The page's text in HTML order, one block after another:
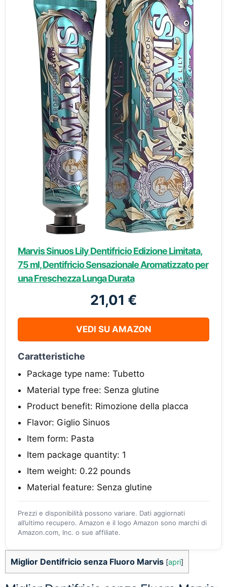
Marvis Sinuos Lily Dentifricio Edizione Limitata,
75 ml, Dentifricio Sensazionale Aromatizzato per
una Freschezza Lunga Durata
21,01 €
VEDI SU AMAZON
Caratteristiche
Package type name: Tubetto
Material type free: Senza glutine
Product benefit: Rimozione della placca
Flavor: Giglio Sinuos
Item form: Pasta
Item package quantity: 1
Item weight: 0.22 pounds
Material feature: Senza glutine
Prezzi e disponibilità possono variare. Dati aggiornati
all’ultimo recupero. Amazon e il logo Amazon sono marchi di
Amazon.com, Inc. o sue affiliate.
Miglior Dentifricio senza Fluoro Marvis [apri]